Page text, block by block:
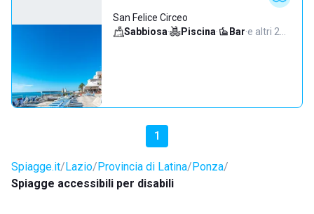
San Felice Circeo
Sabbiosa· Piscina· Bar·e altri 2…
1
Spiagge.it Lazio Provincia di Latina Ponza
Spiagge accessibili per disabili